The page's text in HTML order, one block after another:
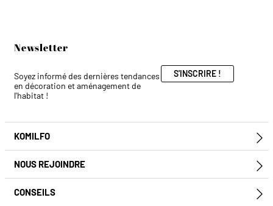
Newsletter
Soyez informé des dernières tendances
en décoration et aménagement de
l'habitat !
S'INSCRIRE !
KOMILFO
NOUS REJOINDRE
CONSEILS